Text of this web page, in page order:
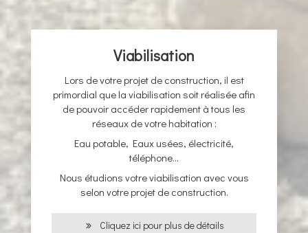
Viabilisation
Lors de votre projet de construction, il est
primordial que la viabilisation soit réalisée afin
de pouvoir accéder rapidement à tous les
réseaux de votre habitation :
Eau potable, Eaux usées, électricité,
téléphone...
Nous étudions votre viabilisation avec vous
selon votre projet de construction.
Cliquez ici pour plus de détails